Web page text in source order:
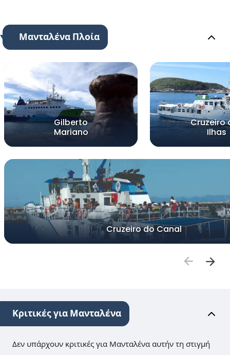
Μανταλένα Πλοία
Gilberto
Mariano
Cruzeiro
Ilhas
Cruzeiro do Canal
Κριτικές για Μανταλένα
Δεν υπάρχουν κριτικές για Μανταλένα αυτήν τη στιγμή